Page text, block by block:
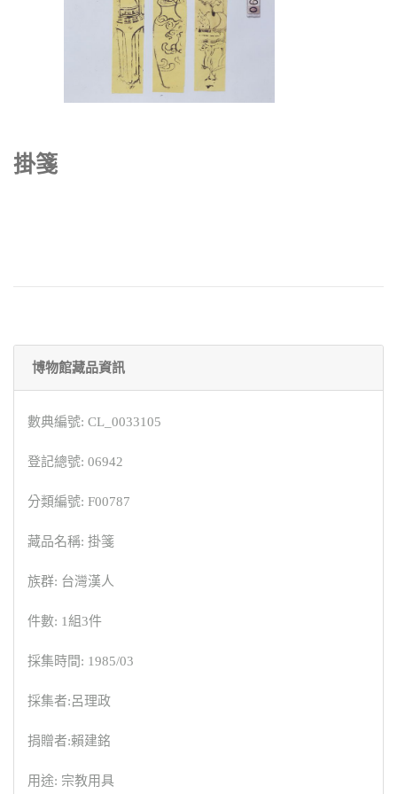
掛箋
博物館藏品資訊
數典編號: CL_0033105
登記總號: 06942
分類編號: F00787
藏品名稱: 掛箋
族群: 台灣漢人
件數: 1組3件
採集時間: 1985/03
採集者:呂理政
捐贈者:賴建銘
用途: 宗教用具